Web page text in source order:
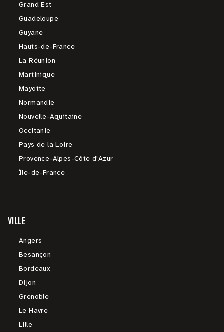
Grand Est
Guadeloupe
Guyane
Hauts-de-France
La Réunion
Martinique
Mayotte
Normandie
Nouvelle-Aquitaine
Occitanie
Pays de la Loire
Provence-Alpes-Côte d'Azur
Île-de-France
VILLE
Angers
Besançon
Bordeaux
Dijon
Grenoble
Le Havre
Lille